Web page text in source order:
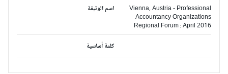
اسم الوثيقة
Vienna, Austria - Professional
Accountancy Organizations
Regional Forum : April 2016
كلمة أساسية